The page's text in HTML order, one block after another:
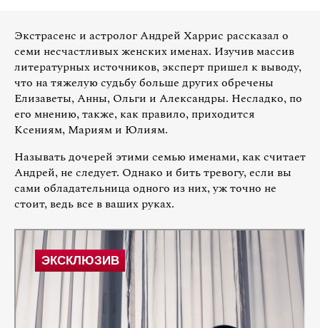
Экстрасенс и астролог Андрей Харрис рассказал о
семи несчастливых женских именах. Изучив массив
литературных источников, эксперт пришел к выводу,
что на тяжелую судьбу больше других обречены
Елизаветы, Анны, Ольги и Александры. Несладко, по
его мнению, также, как правило, приходится
Ксениям, Мариям и Юлиям.
Называть дочерей этими семью именами, как считает
Андрей, не следует. Однако и бить тревогу, если вы
сами обладательница одного из них, уж точно не
стоит, ведь все в ваших руках.